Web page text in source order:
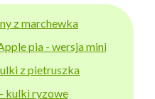
z marchewka
pia - wersja mini
z pietruszka
kulki ryzowe